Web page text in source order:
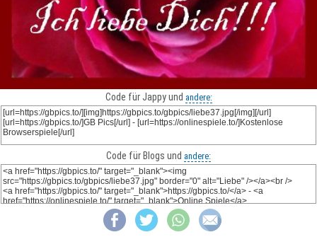
Code für Jappy und andere:
Code für Blogs und andere: